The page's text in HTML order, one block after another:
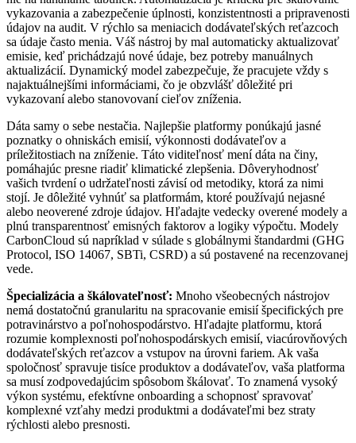
vykazovania a zabezpečenie úplnosti, konzistentnosti a pripravenosti
údajov na audit. V rýchlo sa meniacich dodávateľských reťazcoch
sa údaje často menia. Váš nástroj by mal automaticky aktualizovať
emisie, keď prichádzajú nové údaje, bez potreby manuálnych
aktualizácií. Dynamický model zabezpečuje, že pracujete vždy s
najaktuálnejšími informáciami, čo je obzvlášť dôležité pri
vykazovaní alebo stanovovaní cieľov zníženia.
Dáta samy o sebe nestačia. Najlepšie platformy ponúkajú jasné
poznatky o ohniskách emisií, výkonnosti dodávateľov a
príležitostiach na zníženie. Táto viditeľnosť mení dáta na činy,
pomáhajúc presne riadiť klimatické zlepšenia. Dôveryhodnosť
vašich tvrdení o udržateľnosti závisí od metodiky, ktorá za nimi
stojí. Je dôležité vyhnúť sa platformám, ktoré používajú nejasné
alebo neoverené zdroje údajov. Hľadajte vedecky overené modely a
plnú transparentnosť emisných faktorov a logiky výpočtu. Modely
CarbonCloud sú napríklad v súlade s globálnymi štandardmi (GHG
Protocol, ISO 14067, SBTi, CSRD) a sú postavené na recenzovanej
vede.
Špecializácia a škálovateľnosť: Mnoho všeobecných nástrojov
nemá dostatočnú granularitu na spracovanie emisií špecifických pre
potravinárstvo a poľnohospodárstvo. Hľadajte platformu, ktorá
rozumie komplexnosti poľnohospodárskych emisií, viacúrovňových
dodávateľských reťazcov a vstupov na úrovni fariem. Ak vaša
spoločnosť spravuje tisíce produktov a dodávateľov, vaša platforma
sa musí zodpovedajúcim spôsobom škálovať. To znamená vysoký
výkon systému, efektívne onboarding a schopnosť spravovať
komplexné vzťahy medzi produktmi a dodávateľmi bez straty
rýchlosti alebo presnosti.